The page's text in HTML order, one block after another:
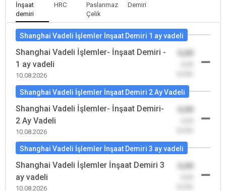
İnşaat
demiri
HRC
Paslanmaz
Çelik
Demiri
Shanghai Vadeli İşlemler İnşaat Demiri 1 ay vadeli
Shanghai Vadeli İşlemler- İnşaat Demiri -
1 ay vadeli
10.08.2026
Shanghai Vadeli İşlemler İnşaat Demiri 2 Ay Vadeli
Shanghai Vadeli İşlemler- İnşaat Demiri-
2 Ay Vadeli
10.08.2026
Shanghai Vadeli İşlemler İnşaat Demiri 3 ay vadeli
Shanghai Vadeli İşlemler İnşaat Demiri 3
ay vadeli
10.08.2026